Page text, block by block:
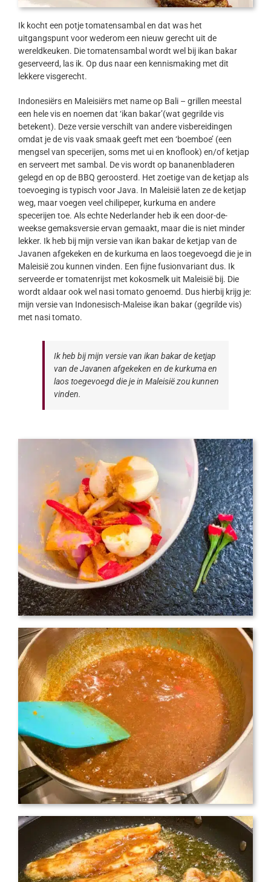
Ik kocht een potje tomatensambal en dat was het
uitgangspunt voor wederom een nieuw gerecht uit de
wereldkeuken. Die tomatensambal wordt wel bij ikan bakar
geserveerd, las ik. Op dus naar een kennismaking met dit
lekkere visgerecht.
Indonesiërs en Maleisiërs met name op Bali – grillen meestal
een hele vis en noemen dat ‘ikan bakar’(wat gegrilde vis
betekent). Deze versie verschilt van andere visbereidingen
omdat je de vis vaak smaak geeft met een ‘boemboe’ (een
mengsel van specerijen, soms met ui en knoflook) en/of ketjap
en serveert met sambal. De vis wordt op bananenbladeren
gelegd en op de BBQ geroosterd. Het zoetige van de ketjap als
toevoeging is typisch voor Java. In Maleisië laten ze de ketjap
weg, maar voegen veel chilipeper, kurkuma en andere
specerijen toe. Als echte Nederlander heb ik een door-de-
weekse gemaksversie ervan gemaakt, maar die is niet minder
lekker. Ik heb bij mijn versie van ikan bakar de ketjap van de
Javanen afgekeken en de kurkuma en laos toegevoegd die je in
Maleisië zou kunnen vinden. Een fijne fusionvariant dus. Ik
serveerde er tomatenrijst met kokosmelk uit Maleisië bij. Die
wordt aldaar ook wel nasi tomato genoemd. Dus hierbij krijg je:
mijn versie van Indonesisch-Maleise ikan bakar (gegrilde vis)
met nasi tomato.
Ik heb bij mijn versie van ikan bakar de ketjap
van de Javanen afgekeken en de kurkuma en
laos toegevoegd die je in Maleisië zou kunnen
vinden.